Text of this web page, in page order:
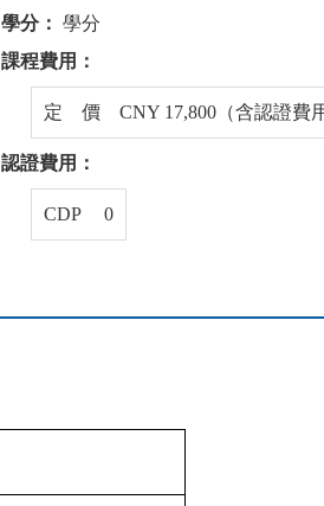
學分： 學分
課程費用：
定 價 CNY 17,800（含認證費用
認證費用：
CDP 0